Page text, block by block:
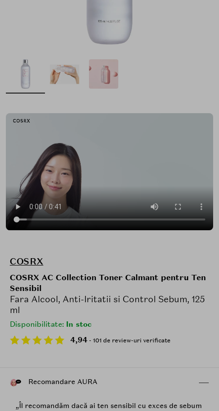
COSRX
COSRX AC Collection Toner Calmant pentru Ten
Sensibil
Fara Alcool, Anti-Iritatii si Control Sebum, 125
ml
Disponibilitate: In stoc
4,94 - 101 de review-uri verificate
Recomandare AURA
„Îl recomandăm dacă ai ten sensibil cu exces de sebum